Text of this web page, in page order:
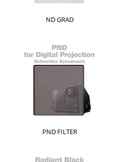
ND GRAD
PND FILTER